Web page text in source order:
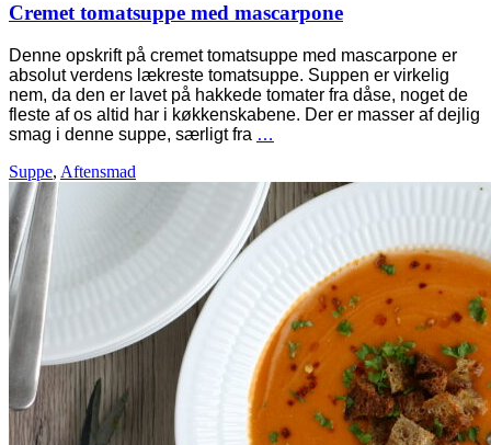
Cremet tomatsuppe med mascarpone
Denne opskrift på cremet tomatsuppe med mascarpone er
absolut verdens lækreste tomatsuppe. Suppen er virkelig
nem, da den er lavet på hakkede tomater fra dåse, noget de
fleste af os altid har i køkkenskabene. Der er masser af dejlig
smag i denne suppe, særligt fra …
Suppe, Aftensmad